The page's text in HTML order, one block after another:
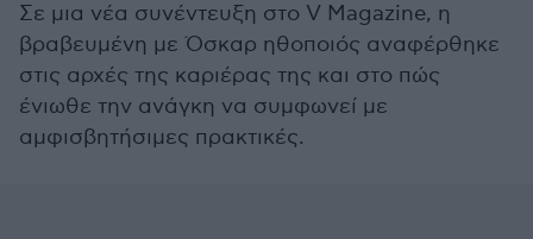
Σε μια νέα συνέντευξη στο V Magazine, η
βραβευμένη με Όσκαρ ηθοποιός αναφέρθηκε
στις αρχές της καριέρας της και στο πώς
ένιωθε την ανάγκη να συμφωνεί με
αμφισβητήσιμες πρακτικές.